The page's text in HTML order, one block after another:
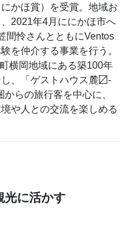
かほ賞）を受賞。地域お
2021年4月ににかほ市へ
間怜さんとともにVentos
を仲介する事業を行う。
横岡地域にある築100年
、「ゲストハウス麓〼-
らの旅行客を中心に、
や人との交流を楽しめる
光に活かす